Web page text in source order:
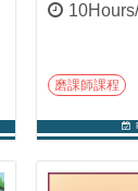
磨課師課程